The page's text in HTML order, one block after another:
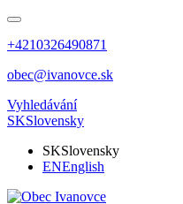
+4210326490871
obec@ivanovce.sk
Vyhledávání
SKSlovensky
SKSlovensky
ENEnglish